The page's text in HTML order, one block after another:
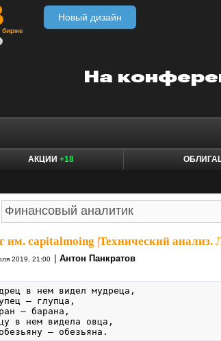
бирже
Новый дизайн
АКЦИИ +18
им. capitalmoing Технический анализ.
2019, 21:00 Антон Панкратов
в нем видел мудреца,
— глупца,
— барана,
в нем видела овца,
— обезьяна.